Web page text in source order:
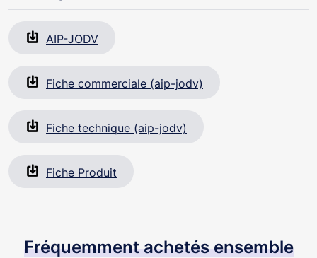
AIP-JODV
Fiche commerciale (aip-jodv)
Fiche technique (aip-jodv)
Fiche Produit
Fréquemment achetés ensemble